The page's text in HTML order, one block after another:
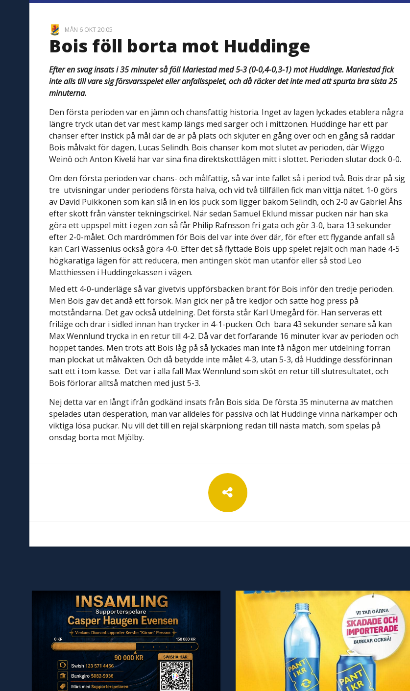
MÅN 6 OKT 20:05
Bois föll borta mot Huddinge
Efter en svag insats i 35 minuter så föll Mariestad med 5-3 (0-0,4-0,3-1) mot Huddinge. Mariestad fick
inte alls till vare sig försvarsspelet eller anfallsspelet, och då räcker det inte med att spurta bra sista 25
minuterna.
Den första perioden var en jämn och chansfattig historia. Inget av lagen lyckades etablera några
längre tryck utan det var mest kamp längs med sarger och i mittzonen. Huddinge har ett par
chanser efter instick på mål där de är på plats och skjuter en gång över och en gång så räddar
Bois målvakt för dagen, Lucas Selindh. Bois chanser kom mot slutet av perioden, där Wiggo
Weinö och Anton Kivelä har var sina fina direktskottlägen mitt i slottet. Perioden slutar dock 0-0.
Om den första perioden var chans- och målfattig, så var inte fallet så i period två. Bois drar på sig
tre utvisningar under periodens första halva, och vid två tillfällen fick man vittja nätet. 1-0 görs
av David Puikkonen som kan slå in en lös puck som ligger bakom Selindh, och 2-0 av Gabriel Åhs
efter skott från vänster tekningscirkel. När sedan Samuel Eklund missar pucken när han ska
göra ett uppspel mitt i egen zon så får Philip Rafnsson fri gata och gör 3-0, bara 13 sekunder
efter 2-0-målet. Och mardrömmen för Bois del var inte över där, för efter ett flygande anfall så
kan Carl Wassenius också göra 4-0. Efter det så flyttade Bois upp spelet rejält och man hade 4-5
högkaratiga lägen för att reducera, men antingen sköt man utanför eller så stod Leo
Matthiessen i Huddingekassen i vägen.
Med ett 4-0-underläge så var givetvis uppförsbacken brant för Bois inför den tredje perioden.
Men Bois gav det ändå ett försök. Man gick ner på tre kedjor och satte hög press på
motståndarna. Det gav också utdelning. Det första står Karl Umegård för. Han serveras ett
friläge och drar i sidled innan han trycker in 4-1-pucken. Och bara 43 sekunder senare så kan
Max Wennlund trycka in en retur till 4-2. Då var det forfarande 16 minuter kvar av perioden och
hoppet tändes. Men trots att Bois låg på så lyckades man inte få någon mer utdelning förrän
man plockat ut målvakten. Och då betydde inte målet 4-3, utan 5-3, då Huddinge dessförinnan
satt ett i tom kasse. Det var i alla fall Max Wennlund som sköt en retur till slutresultatet, och
Bois förlorar alltså matchen med just 5-3.
Nej detta var en långt ifrån godkänd insats från Bois sida. De första 35 minuterna av matchen
spelades utan desperation, man var alldeles för passiva och lät Huddinge vinna närkamper och
viktiga lösa puckar. Nu vill det till en rejäl skärpniong redan till nästa match, som spelas på
onsdag borta mot Mjölby.